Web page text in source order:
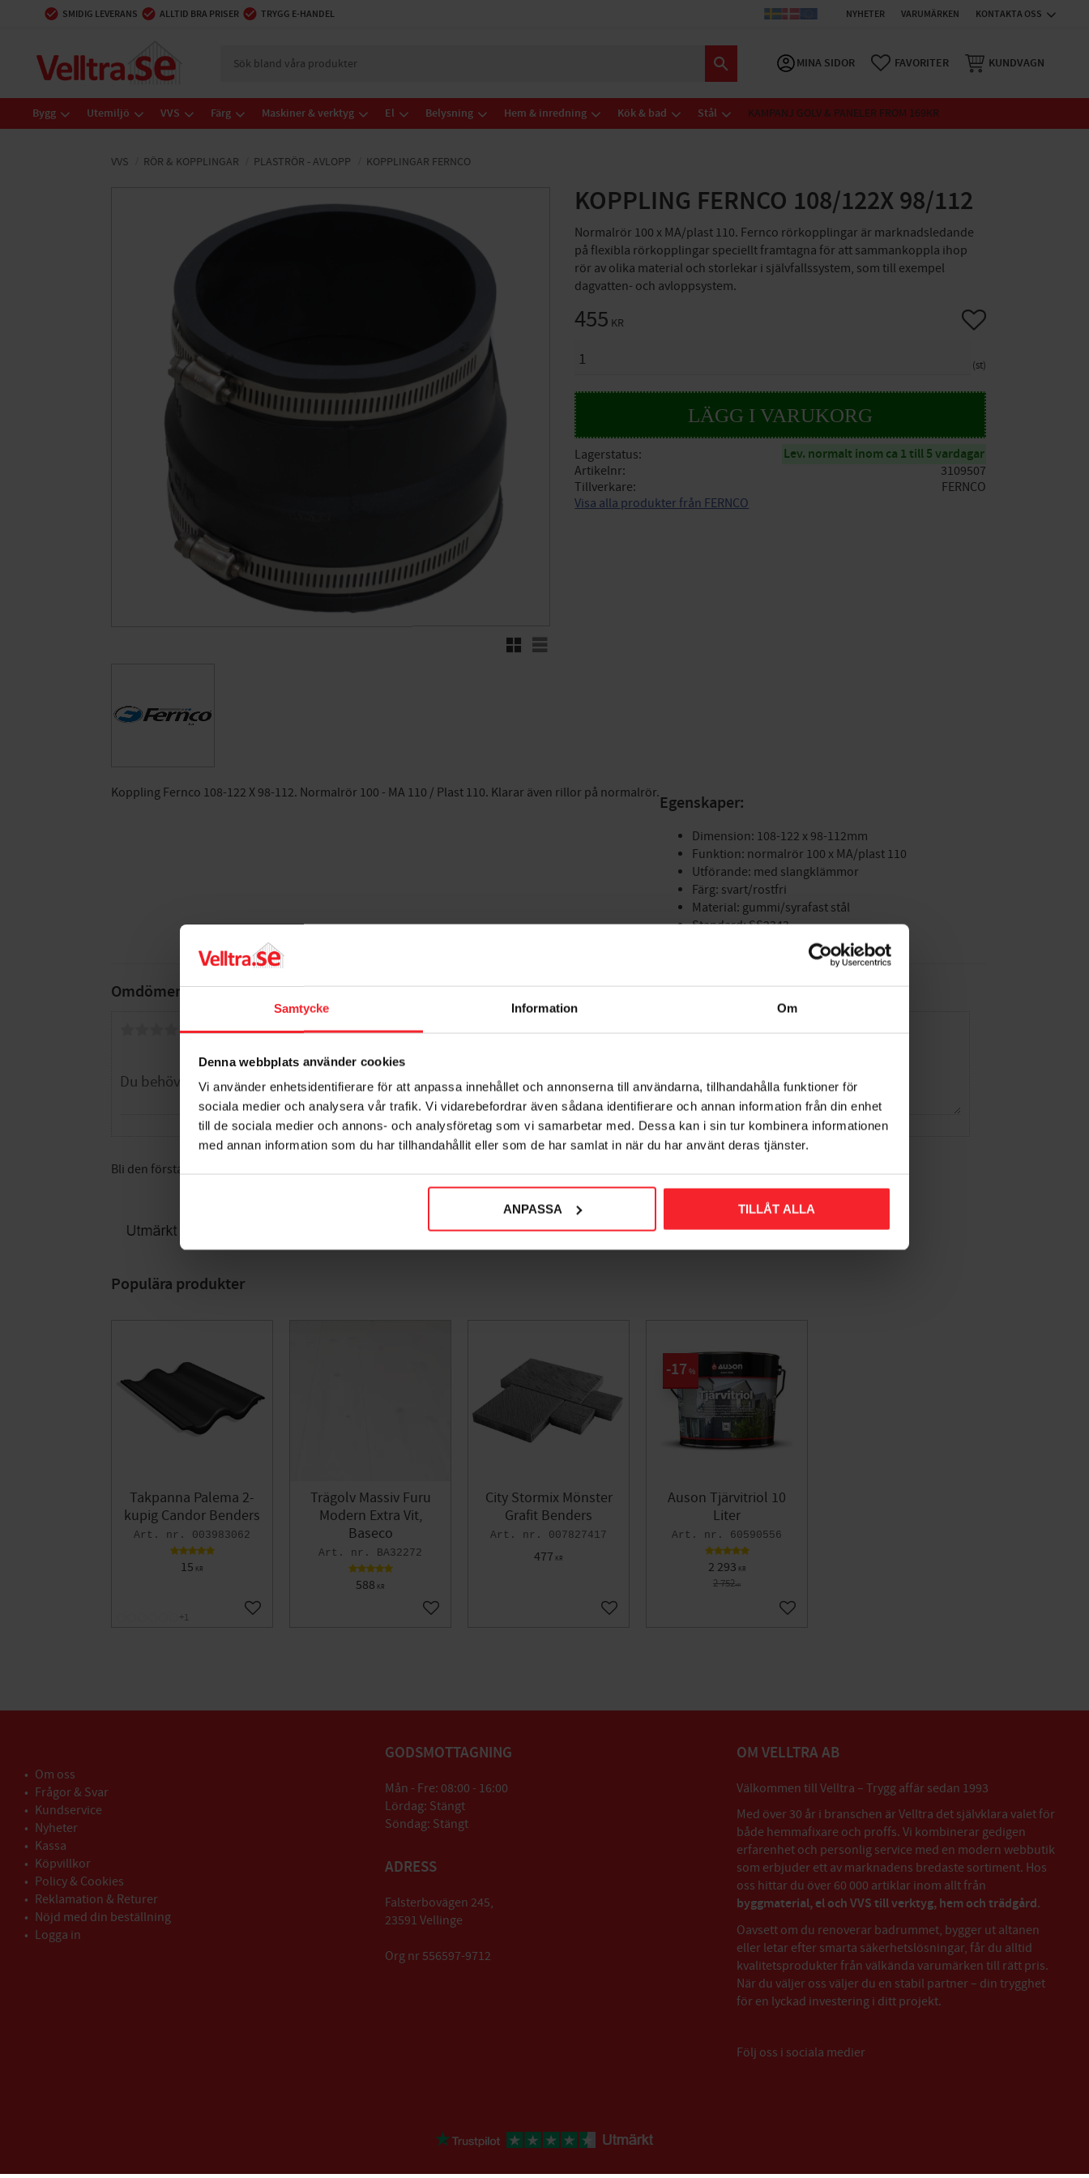
Samtycke Information Om
Denna webbplats använder cookies
Vi använder enhetsidentifierare för att anpassa innehållet och annonserna till användarna, tillhandahålla funktioner för
sociala medier och analysera vår trafik. Vi vidarebefordrar även sådana identifierare och annan information från din enhet
till de sociala medier och annons- och analysföretag som vi samarbetar med. Dessa kan i sin tur kombinera informationen
med annan information som du har tillhandahållit eller som de har samlat in när du har använt deras tjänster.
ANPASSA TILLÅT ALLA
SMIDIG LEVERANS ALLTID BRA PRISER TRYGG E-HANDEL NYHETER VARUMÄRKEN KONTAKTA OSS
MINA SIDOR FAVORITER KUNDVAGN
Bygg Utemiljö VVS Färg Maskiner & verktyg El Belysning Hem & inredning Kök & bad Stål KAMPANJ GOLV & PANELER FROM 169KR
VVS RÖR & KOPPLINGAR PLASTRÖR - AVLOPP KOPPLINGAR FERNCO
KOPPLING FERNCO 108/122X 98/112
Normalrör 100 x MA/plast 110. Fernco rörkopplingar är marknadsledande
på flexibla rörkopplingar speciellt framtagna för att sammankoppla ihop
rör av olika material och storlekar i självfallssystem, som till exempel
dagvatten- och avloppsystem.
Rutnätsvy
Listvy
455 KR
st
Lägg till i favoriter
Lagerstatus Lev. normalt inom ca 1 till 5 vardagar
Artikelnr
3109507
Tillverkare
FERNCO
Visa alla produkter från FERNCO
Koppling Fernco 108-122 X 98-112. Normalrör 100 - MA 110 / Plast 110. Klarar även rillor på normalrör.
Egenskaper:
Dimension: 108-122 x 98-112mm
Funktion: normalrör 100 x MA/plast 110
Utförande: med slangklämmor
Färg: svart/rostfri
Material: gummi/syrafast stål
Standard: SS2343
Omdömen
Du
Bli den första att lämna ett omdöme.
Populära produkter
Takpanna Palema 2-
kupig Candor Benders
003983062
15 KR
Lägg till i favoriter
+1
Trägolv Massiv Furu
Modern Extra Vit,
Baseco
BA32272
588 KR
Lägg till i favoriter
City Stormix Mönster
Grafit Benders
007827417
477 KR
Lägg till i favoriter
Auson Tjärvitriol 10
Liter
60590556
2 293 KR
2 752KR
17 %
Lägg till i favoriter
Om oss
Frågor & Svar
Kundservice
Nyheter
Kassa
Köpvillkor
Policy & Cookies
Reklamation & Returer
Nöjd med din beställning
Logga in
GODSMOTTAGNING
Mån - Fre: 08:00 - 16:00
Lördag: Stängt
Söndag: Stängt
ADRESS
Falsterbovägen 245,
23591 Vellinge
Org nr 556597-9712
OM VELLTRA AB
Välkommen till Velltra – Trygg affär sedan 1993
Med över 30 år i branschen är Velltra det självklara valet för
både hemmafixare och proffs. Vi kombinerar gedigen
erfarenhet och personlig service med en modern webbutik
som erbjuder ett av marknadens bredaste sortiment. Hos
oss hittar du över 60 000 artiklar inom allt från
byggmaterial, el och VVS till verktyg, hem och trädgård.
Oavsett om du renoverar badrummet, bygger ut altanen
eller letar efter smarta säkerhetslösningar, får du alltid
kvalitetsprodukter från välkända varumärken till rätt pris.
När du väljer oss väljer du en stabil partner – din trygghet
för en lyckad investering i ditt projekt.
Följ oss i sociala medier